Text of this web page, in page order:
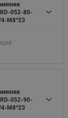
052-80-
4-M8*23
052-90-
4-M8*23